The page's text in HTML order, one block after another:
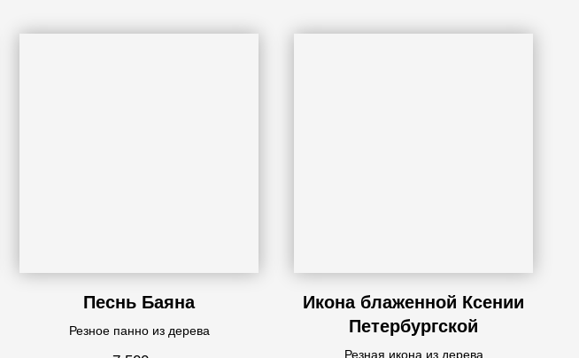
Песнь Баяна
Резное панно из дерева
Икона блаженной Ксении
Петербургской
Резная икона из дерева